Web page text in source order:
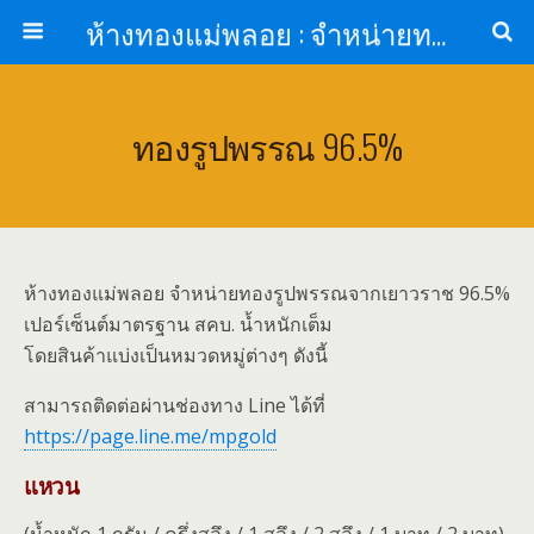
ห้างทองแม่พลอย : จำหน่ายทองรูปพรรณ ทองแท่ง จากเยาวราช รับเลี่ยมกรอบพระกันน้ำ
ทองรูปพรรณ 96.5%
ห้างทองแม่พลอย จำหน่ายทองรูปพรรณจากเยาวราช 96.5%
เปอร์เซ็นต์มาตรฐาน สคบ. น้ำหนักเต็ม
โดยสินค้าแบ่งเป็นหมวดหมู่ต่างๆ ดังนี้
สามารถติดต่อผ่านช่องทาง Line ได้ที่
https://page.line.me/mpgold
แหวน